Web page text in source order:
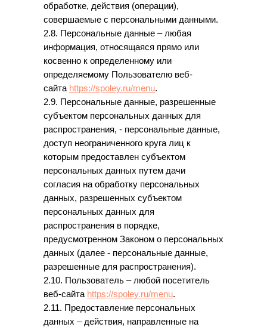
обработке, действия (операции),
совершаемые с персональными данными.
2.8. Персональные данные – любая
информация, относящаяся прямо или
косвенно к определенному или
определяемому Пользователю веб-
сайта https://spoley.ru/menu.
2.9. Персональные данные, разрешенные
субъектом персональных данных для
распространения, - персональные данные,
доступ неограниченного круга лиц к
которым предоставлен субъектом
персональных данных путем дачи
согласия на обработку персональных
данных, разрешенных субъектом
персональных данных для
распространения в порядке,
предусмотренном Законом о персональных
данных (далее - персональные данные,
разрешенные для распространения).
2.10. Пользователь – любой посетитель
веб-сайта https://spoley.ru/menu.
2.11. Предоставление персональных
данных – действия, направленные на